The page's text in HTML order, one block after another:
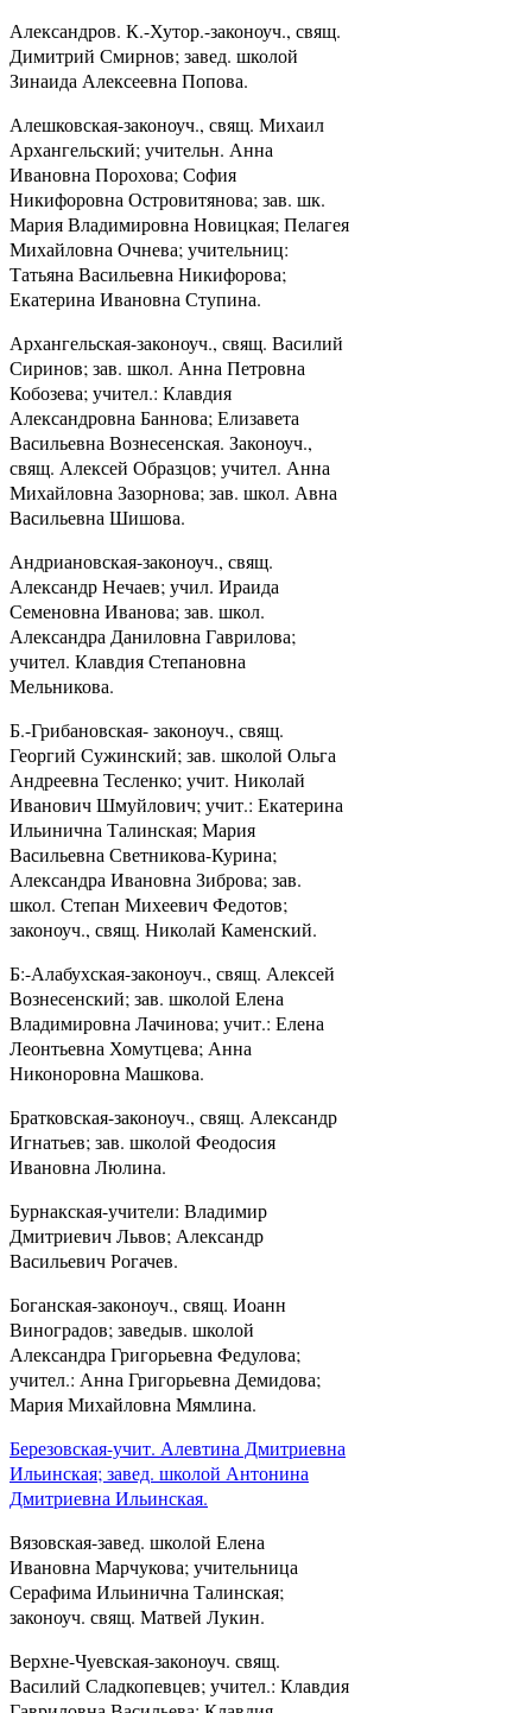
Александров. К.-Хутор.-законоуч., свящ.
Димитрий Смирнов; завед. школой
Зинаида Алексеевна Попова.
Алешковская-законоуч., свящ. Михаил
Архангельский; учительн. Анна
Ивановна Порохова; София
Никифоровна Островитянова; зав. шк.
Мария Владимировна Новицкая; Пелагея
Михайловна Очнева; учительниц:
Татьяна Васильевна Никифорова;
Екатерина Ивановна Ступина.
Архангельская-законоуч., свящ. Василий
Сиринов; зав. школ. Анна Петровна
Кобозева; учител.: Клавдия
Александровна Баннова; Елизавета
Васильевна Вознесенская. Законоуч.,
свящ. Алексей Образцов; учител. Анна
Михайловна Зазорнова; зав. школ. Авна
Васильевна Шишова.
Андриановская-законоуч., свящ.
Александр Нечаев; учил. Ираида
Семеновна Иванова; зав. школ.
Александра Даниловна Гаврилова;
учител. Клавдия Степановна
Мельникова.
Б.-Грибановская- законоуч., свящ.
Георгий Сужинский; зав. школой Ольга
Андреевна Тесленко; учит. Николай
Иванович Шмуйлович; учит.: Екатерина
Ильинична Талинская; Мария
Васильевна Светникова-Курина;
Александра Ивановна Зиброва; зав.
школ. Степан Михеевич Федотов;
законоуч., свящ. Николай Каменский.
Б:-Алабухская-законоуч., свящ. Алексей
Вознесенский; зав. школой Елена
Владимировна Лачинова; учит.: Елена
Леонтьевна Хомутцева; Анна
Никоноровна Машкова.
Братковская-законоуч., свящ. Александр
Игнатьев; зав. школой Феодосия
Ивановна Люлина.
Бурнакская-учители: Владимир
Дмитриевич Львов; Александр
Васильевич Рогачев.
Боганская-законоуч., свящ. Иоанн
Виноградов; заведыв. школой
Александра Григорьевна Федулова;
учител.: Анна Григорьевна Демидова;
Мария Михайловна Мямлина.
Березовская-учит. Алевтина Дмитриевна
Ильинская; завед. школой Антонина
Дмитриевна Ильинская.
Вязовская-завед. школой Елена
Ивановна Марчукова; учительница
Серафима Ильинична Талинская;
законоуч. свящ. Матвей Лукин.
Верхне-Чуевская-законоуч. свящ.
Василий Сладкопевцев; учител.: Клавдия